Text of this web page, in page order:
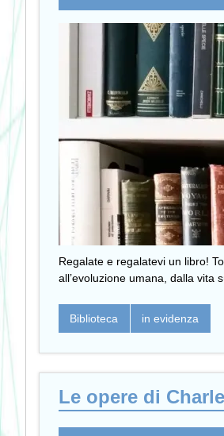
Regalate e regalatevi un libro!
all’evoluzione umana, dalla vita
Biblioteca in evidenza
Le opere di